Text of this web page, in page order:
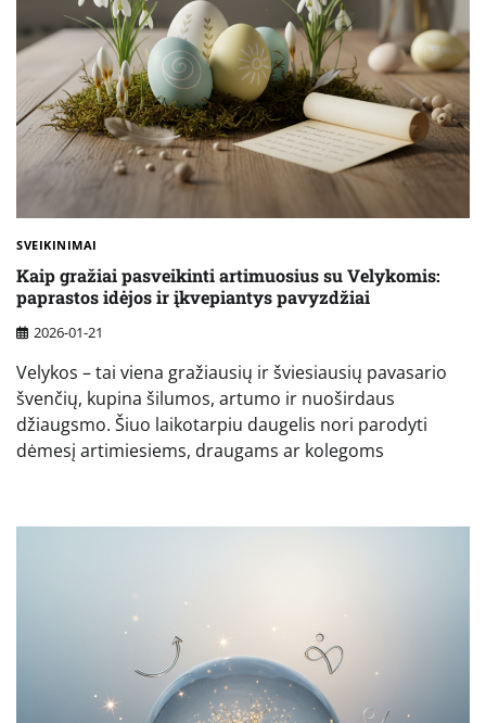
SVEIKINIMAI
Kaip gražiai pasveikinti artimuosius su Velykomis:
paprastos idėjos ir įkvepiantys pavyzdžiai
2026-01-21
Velykos – tai viena gražiausių ir šviesiausių pavasario
švenčių, kupina šilumos, artumo ir nuoširdaus
džiaugsmo. Šiuo laikotarpiu daugelis nori parodyti
dėmesį artimiesiems, draugams ar kolegoms